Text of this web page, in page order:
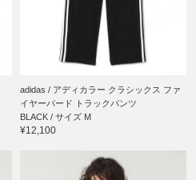
adidas / アディカラー クラシックス ファ
イヤーバード トラックパンツ
BLACK / サイズ M
¥12,100